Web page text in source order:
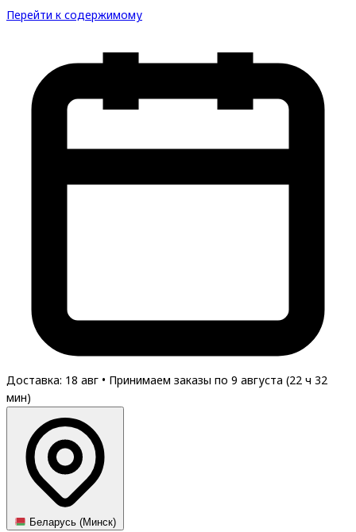
Перейти к содержимому
Доставка: 18 авг • Принимаем заказы по 9 августа (22 ч 32
мин)
Беларусь (Минск)